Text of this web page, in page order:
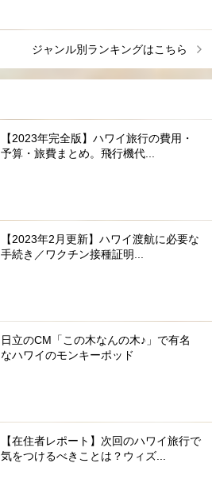
ジャンル別ランキングはこちら
【2023年完全版】ハワイ旅行の費用・
予算・旅費まとめ。飛行機代...
【2023年2月更新】ハワイ渡航に必要な
手続き／ワクチン接種証明...
日立のCM「この木なんの木♪」で有名
なハワイのモンキーポッド
【在住者レポート】次回のハワイ旅行で
気をつけるべきことは？ウィズ...